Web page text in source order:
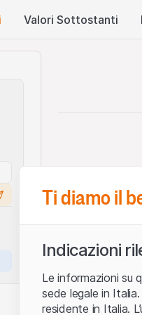
Valori Sottostanti
Ti diamo il
Indicazioni
Le informazioni su
sede legale in
residente in Italia.